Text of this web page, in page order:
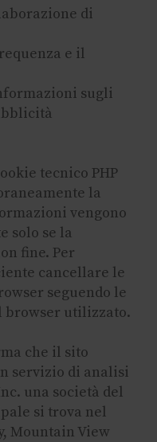
di
e il
sugli
tecnico PHP
la
vengono
solo se la
fine. Per
cancellare le
seguendo le
browser utilizzato.
che il sito
servizio di analisi
una società del
si trova nel
Mountain View